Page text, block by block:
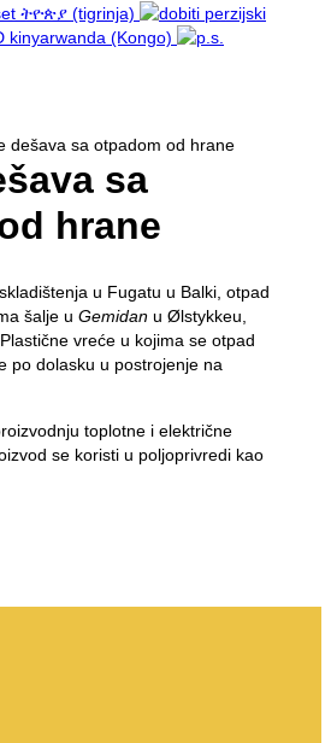
otpadom
otpadu
na Bornholmu
engleskom jeziku
njemačkom jeziku
ትዮጵያ (tigrinja)
perzijski
kinyarwanda (Kongo)
dešava sa otpadom od hrane
sa
hrane
u Fugatu u Balki, otpad
šalje u Gemidan u Ølstykkeu,
vreće u kojima se otpad
po dolasku u postrojenje na
toplotne i električne
se koristi u poljoprivredi kao